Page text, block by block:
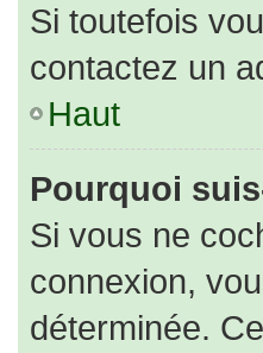
Si toutefois
contactez un
Haut
Pourquoi
Si vous ne
connexion,
déterminée.